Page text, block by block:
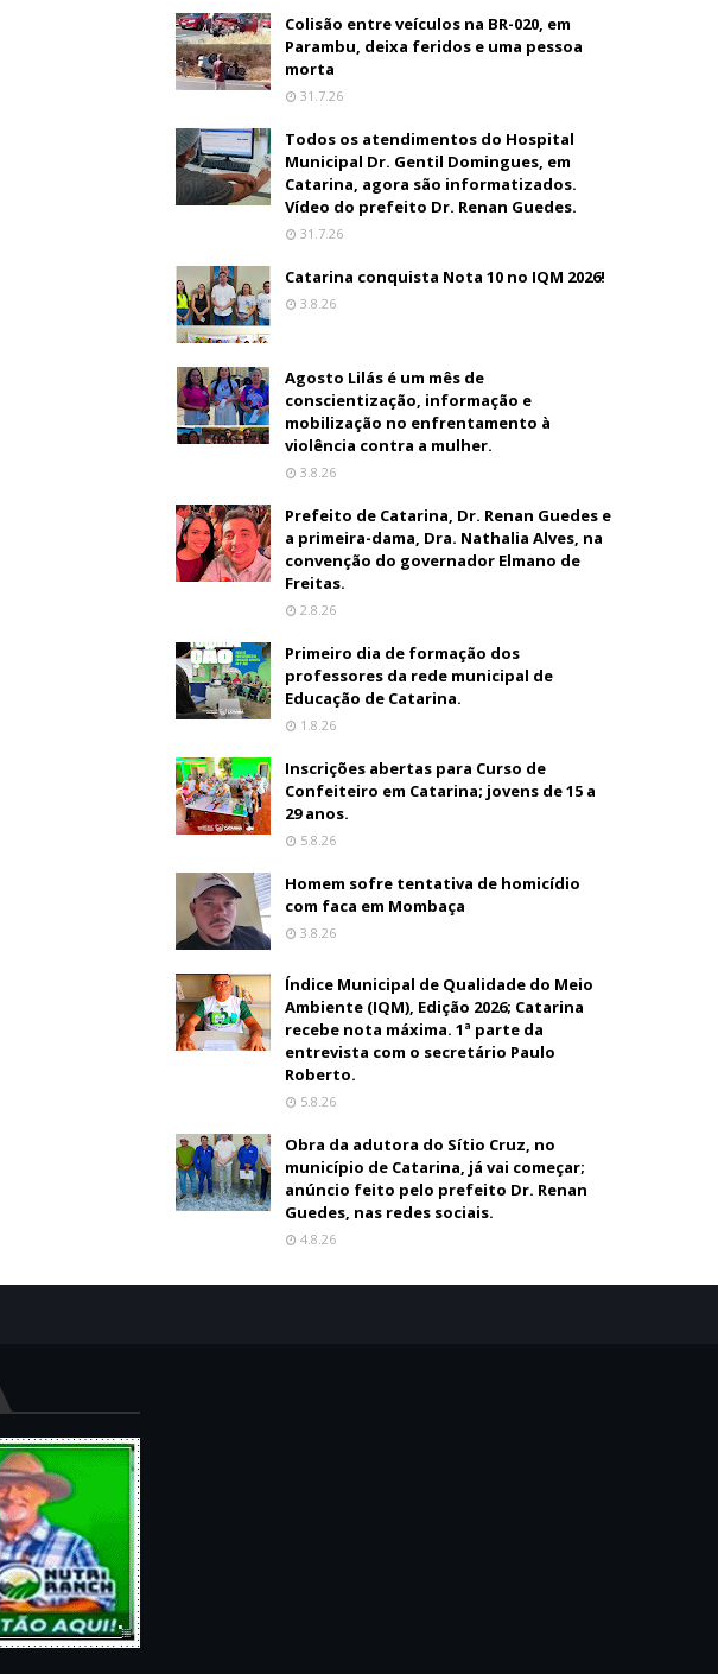
Colisão entre veículos na BR-020, em
Parambu, deixa feridos e uma pessoa
morta
31.7.26
Todos os atendimentos do Hospital
Municipal Dr. Gentil Domingues, em
Catarina, agora são informatizados.
Vídeo do prefeito Dr. Renan Guedes.
31.7.26
Catarina conquista Nota 10 no IQM 2026!
3.8.26
Agosto Lilás é um mês de
conscientização, informação e
mobilização no enfrentamento à
violência contra a mulher.
3.8.26
Prefeito de Catarina, Dr. Renan Guedes e
a primeira-dama, Dra. Nathalia Alves, na
convenção do governador Elmano de
Freitas.
2.8.26
Primeiro dia de formação dos
professores da rede municipal de
Educação de Catarina.
1.8.26
Inscrições abertas para Curso de
Confeiteiro em Catarina; jovens de 15 a
29 anos.
5.8.26
Homem sofre tentativa de homicídio
com faca em Mombaça
3.8.26
Índice Municipal de Qualidade do Meio
Ambiente (IQM), Edição 2026; Catarina
recebe nota máxima. 1ª parte da
entrevista com o secretário Paulo
Roberto.
5.8.26
Obra da adutora do Sítio Cruz, no
município de Catarina, já vai começar;
anúncio feito pelo prefeito Dr. Renan
Guedes, nas redes sociais.
4.8.26